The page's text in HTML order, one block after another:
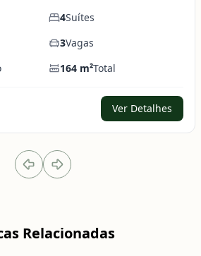
4Suítes
3Vagas
164 m²Total
Ver Detalhes
Relacionadas